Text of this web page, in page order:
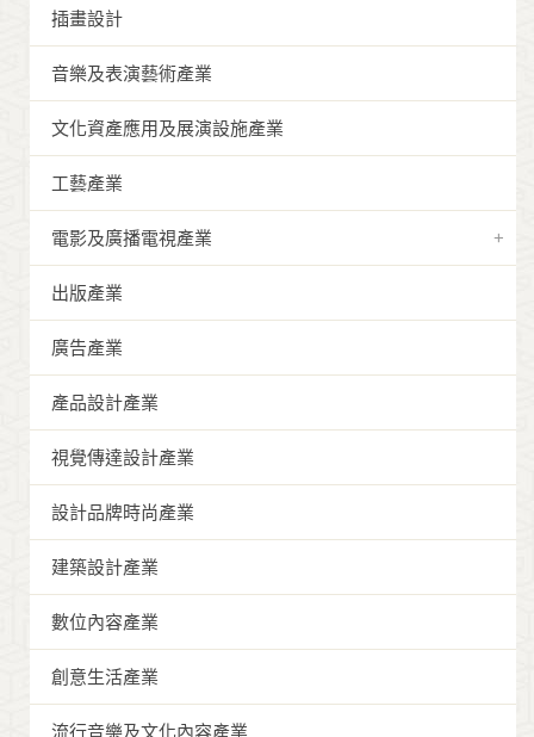
插畫設計
音樂及表演藝術產業
文化資產應用及展演設施產業
工藝產業
電影及廣播電視產業
出版產業
廣告產業
產品設計產業
視覺傳達設計產業
設計品牌時尚產業
建築設計產業
數位內容產業
創意生活產業
流行音樂及文化內容產業